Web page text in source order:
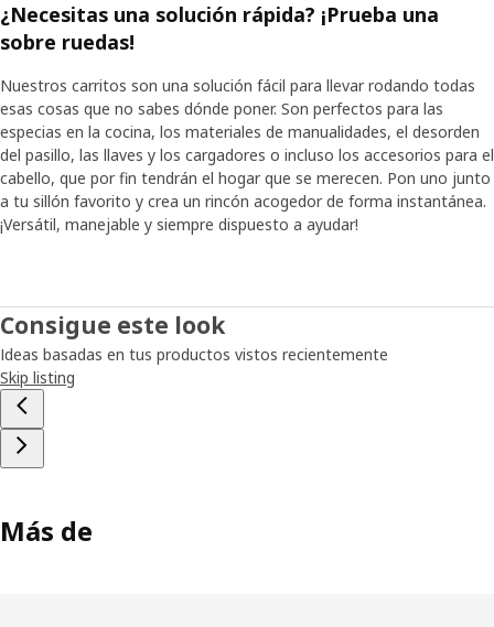
¿Necesitas una solución rápida? ¡Prueba una
sobre ruedas!
Nuestros carritos son una solución fácil para llevar rodando todas
esas cosas que no sabes dónde poner. Son perfectos para las
especias en la cocina, los materiales de manualidades, el desorden
del pasillo, las llaves y los cargadores o incluso los accesorios para el
cabello, que por fin tendrán el hogar que se merecen. Pon uno junto
a tu sillón favorito y crea un rincón acogedor de forma instantánea.
¡Versátil, manejable y siempre dispuesto a ayudar!
Consigue este look
Ideas basadas en tus productos vistos recientemente
Skip listing
Más de